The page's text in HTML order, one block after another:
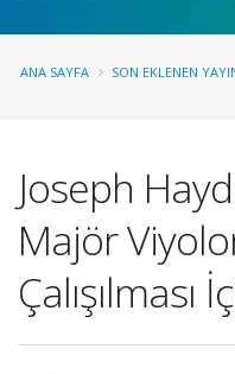
ANA SAYFA SON EKLENEN
Joseph
Majör
Çalışılması